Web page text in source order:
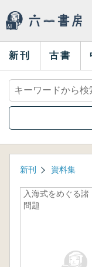
新刊 古書
新刊 資料集
入海式をめぐる諸
問題